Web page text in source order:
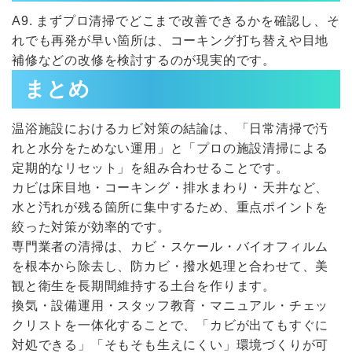
A9. まずプロ清掃でどこまで改善できるかを確認し、そ
れでも再発が早い箇所は、コーキング打ち替えや目地
補修などの改修を検討するのが現実的です。
まとめ
温浴施設におけるカビ対策の結論は、「日常清掃で汚
れと水分をためない運用」と「プロの施設清掃による
定期的なリセット」を組み合わせることです。
カビは床目地・コーキング・排水まわり・天井など、
水と汚れが残る箇所に集中するため、重点ポイントを
絞った対策が効率的です。
専門業者の清掃は、カビ・スケール・バイオフィルム
を根本から除去し、防カビ・撥水処理と合わせて、美
観と衛生を長期間維持する土台を作ります。
換気・設備運用・スタッフ教育・マニュアル・チェッ
クリストを一体化することで、「カビが出てもすぐに
対処できる」「そもそも生えにくい」環境づくりが可